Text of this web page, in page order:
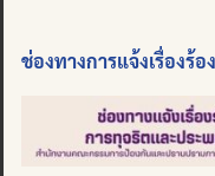
ช่องทางการแจ้งเรื่องร้อ